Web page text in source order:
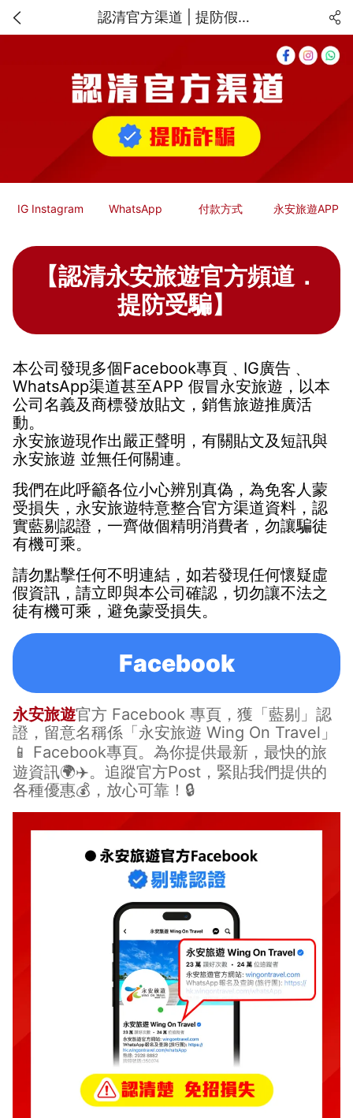
認清官方渠道 | 提防假冒永安旅遊的網上騙案 | 永安旅遊 | Wing On Travel
IG Instagram WhatsApp 付款方式 永安旅遊APP
【認清永安旅遊官方頻道．
提防受騙】
本公司發現多個Facebook專頁 IG廣告
WhatsApp渠道甚至APP 假冒永安旅遊 ，以本
公司名義及商標發放貼文，銷售旅遊推廣活
動。
永安旅遊現作出嚴正聲明，有關貼文及短訊與
永安旅遊 並無任何關連。
我們在此呼籲各位小心辨別真偽， 為免客人蒙
受損失，永安旅遊特意整合官方渠道資料，認
實藍剔認證，一齊做個精明消費者，勿讓騙徒
有機可乘。
請勿點擊任何不明連結，如若發現任何懷疑虛
假資訊，請立即與本公司確認，切勿讓不法之
徒有機可乘，避免蒙受損失。
Facebook
永安旅遊官方 Facebook 專頁，獲「藍剔」認
證，留意名稱係「永安旅遊 Wing On Travel」
📱 Facebook專頁。為你提供最新，最快的旅
遊資訊🌍✈️。追蹤官方Post，緊貼我們提供的
各種優惠💰，放心可靠！🔒